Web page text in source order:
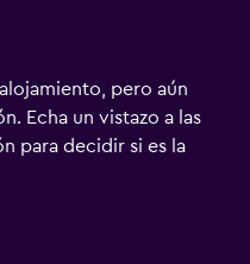
pero aún
Echa un vistazo a las
para decidir si es la